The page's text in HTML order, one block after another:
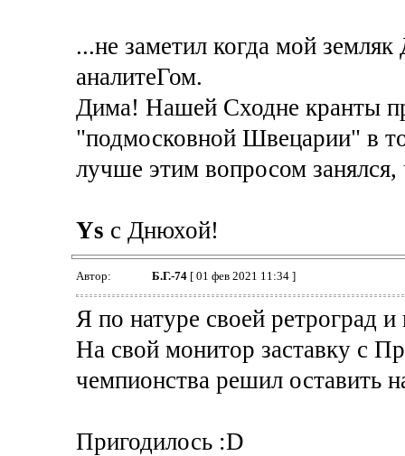
...не заметил когда мой
аналитеГом.
Дима! Нашей Сходне кранты
"подмосковной Швецарии" в
лучше этим вопросом
Ys с Днюхой!
Автор: Б.Г.-74[ 01 фев 2021 11:34 ]
Я по натуре своей ретроград
На свой монитор заставку с
чемпионства решил оставить
Пригодилось :D